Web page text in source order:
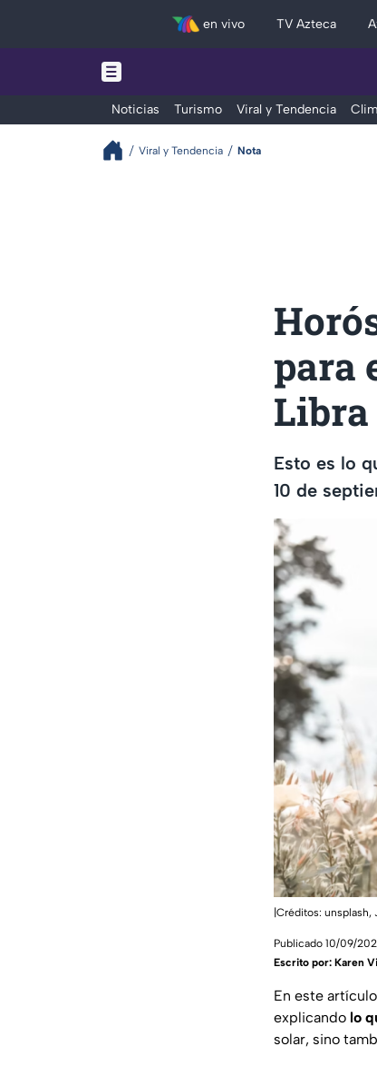
en vivo TV Azteca
Noticias Turismo Viral y Tendencia
Viral y Tendencia Nota
para
Libra
Esto es lo
10 de
|Créditos: unsplash,
Publicado 10/09/
Escrito por: Karen
En este
explicando lo
solar, sino